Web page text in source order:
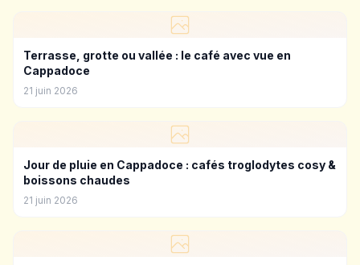
Terrasse, grotte ou vallée : le café avec vue en
Cappadoce
21 juin 2026
Jour de pluie en Cappadoce : cafés troglodytes cosy &
boissons chaudes
21 juin 2026